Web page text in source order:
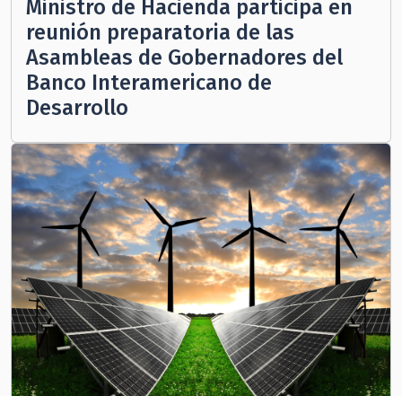
Ministro de Hacienda participa en
reunión preparatoria de las
Asambleas de Gobernadores del
Banco Interamericano de
Desarrollo